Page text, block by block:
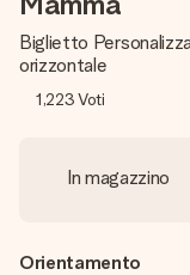
Biglietto
orizzontale
1,223Voti
In magazzino
Orientamento